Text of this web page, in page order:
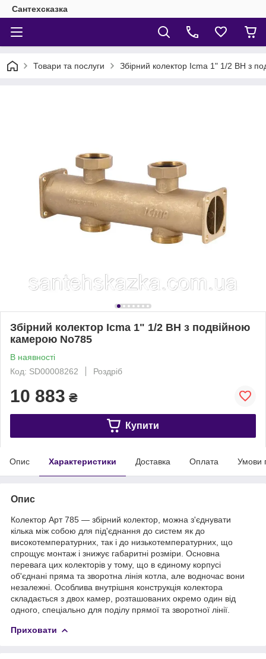
Сантехсказка
Товари та послуги Збірний колектор Icma 1" 1/2 ВН з
Збірний колектор Icma 1" 1/2 ВН з подвійною
камерою No785
В наявності
Код: SD00008262
Роздріб
10 883 ₴
Купити
Опис Характеристики Доставка Оплата Умови
Опис
Колектор Арт 785 — збірний колектор, можна з'єднувати
кілька між собою для під'єднання до систем як до
високотемпературних, так і до низькотемпературних, що
спрощує монтаж і знижує габаритні розміри. Основна
перевага цих колекторів у тому, що в єдиному корпусі
об'єднані пряма та зворотна лінія котла, але водночас вони
незалежні. Особлива внутрішня конструкція колектора
складається з двох камер, розташованих окремо один від
одного, спеціально для поділу прямої та зворотної лінії.
Приховати